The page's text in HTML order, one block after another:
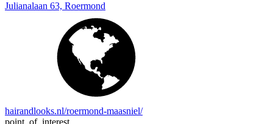
Julianalaan 63, Roermond
hairandlooks.nl/roermond-maasniel/
point_of_interest